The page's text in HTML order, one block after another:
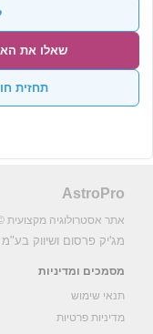
שאלו את
תחזית
AstroPro
אתר אסטרולוגיה מקצועית ©
מג'יק פרסום ושיווק בע"מ
מסמכים ומדיניות
תנאי שימוש
מדיניות פרטיות